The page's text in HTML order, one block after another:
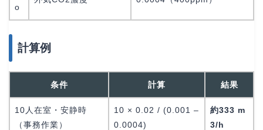
o
計算例
条件 計算 結果
10人在室・安静時
（事務作業）
10 × 0.02 / (0.001 –
0.0004)
約333 m
3/h